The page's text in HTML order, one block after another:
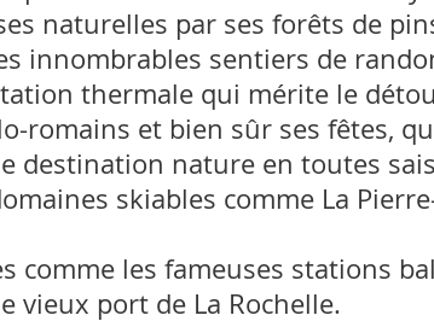
naturelles par ses forêts de
innombrables sentiers de
thermale qui mérite le
romains et bien sûr ses fêtes,
destination nature en toutes
skiables comme La
comme les fameuses stations
vieux port de La Rochelle.